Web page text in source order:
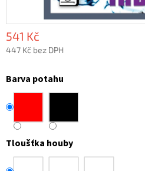
541 Kč
447 Kč bez DPH
cena:
Barva potahu
Tloušťka houby